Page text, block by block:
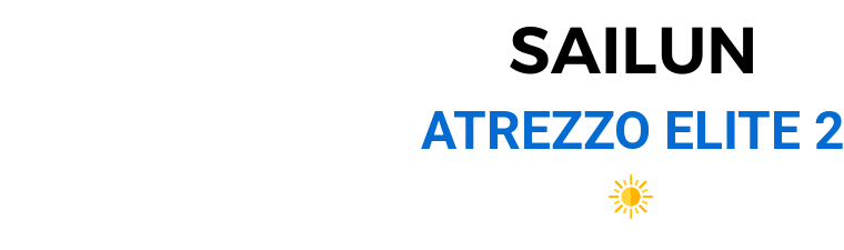
SAILUN
ATREZZO ELITE 2